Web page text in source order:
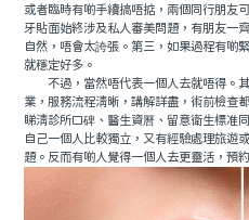
或者臨時有啲手續搞唔掂，兩個同行朋友
牙貼面始終涉及私人審美問題，有朋友一
自然，唔會太誇張。第三，如果過程有啲
就穩定好多。
不過，當然唔代表一個人去就唔得。其
業，服務流程清晰，講解詳盡，術前檢查
睇清診所口碑、醫生資曆、留意衛生標准
自己一個人比較獨立，又有經驗處理旅遊
題。反而有啲人覺得一個人去更靈活，預